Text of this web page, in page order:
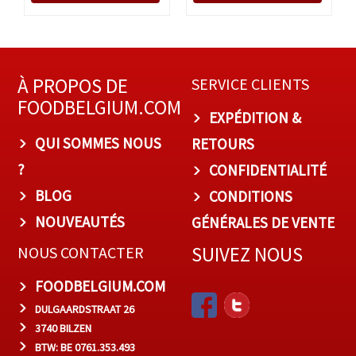
À PROPOS DE
FOODBELGIUM.COM
QUI SOMMES NOUS
?
BLOG
NOUVEAUTÉS
SERVICE CLIENTS
EXPÉDITION &
RETOURS
CONFIDENTIALITÉ
CONDITIONS
GÉNÉRALES DE VENTE
NOUS CONTACTER
FOODBELGIUM.COM
DULGAARDSTRAAT 26
3740 BILZEN
BTW: BE 0761.353.493
SUIVEZ NOUS